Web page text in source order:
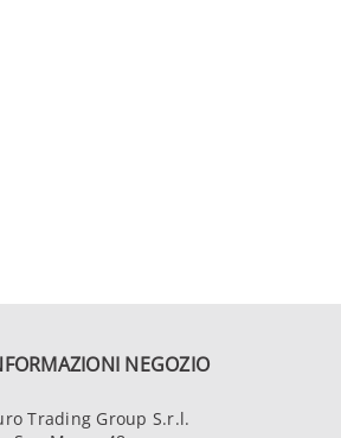
NEGOZIO
Trading Group S.r.l.